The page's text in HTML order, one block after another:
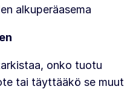
alkuperäasema
onko tuotu
tai täyttääkö se muut